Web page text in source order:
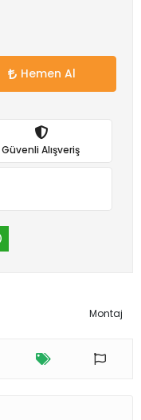
Hemen Al
Güvenli Alışveriş
Montaj